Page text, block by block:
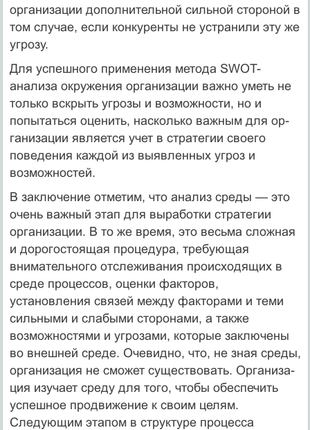
организации дополнительной сильной стороной в
том случае, если конкуренты не устранили эту же
угрозу.
Для успешного применения метода SWOT-
анализа окруже­ния организации важно уметь не
только вскрыть угрозы и возможности, но и
попытаться оценить, насколько важным для ор­
ганизации является учет в стратегии своего
поведения каждой из выявленных угроз и
возможностей.
В заключение отметим, что анализ среды — это
очень важ­ный этап для выработки стратегии
организации. В то же время, это весьма сложная
и дорогостоящая процедура, требующая
внимательного отслеживания происходящих в
среде процессов, оценки факторов,
установления связей между факторами и теми
сильными и слабыми сторонами, а также
возможностями и уг­розами, которые заключены
во внешней среде. Очевидно, что, не зная среды,
организация не сможет существовать. Организа­
ция изучает среду для того, чтобы обеспечить
успешное про­движение к своим целям.
Следующим этапом в структуре про­цесса